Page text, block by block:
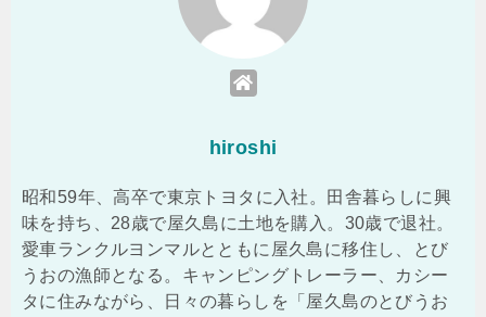
hiroshi
昭和59年、高卒で東京トヨタに入社。田舎暮らしに興
味を持ち、28歳で屋久島に土地を購入。30歳で退社。
愛車ランクルヨンマルとともに屋久島に移住し、とび
うおの漁師となる。キャンピングトレーラー、カシー
タに住みながら、日々の暮らしを「屋久島のとびうお